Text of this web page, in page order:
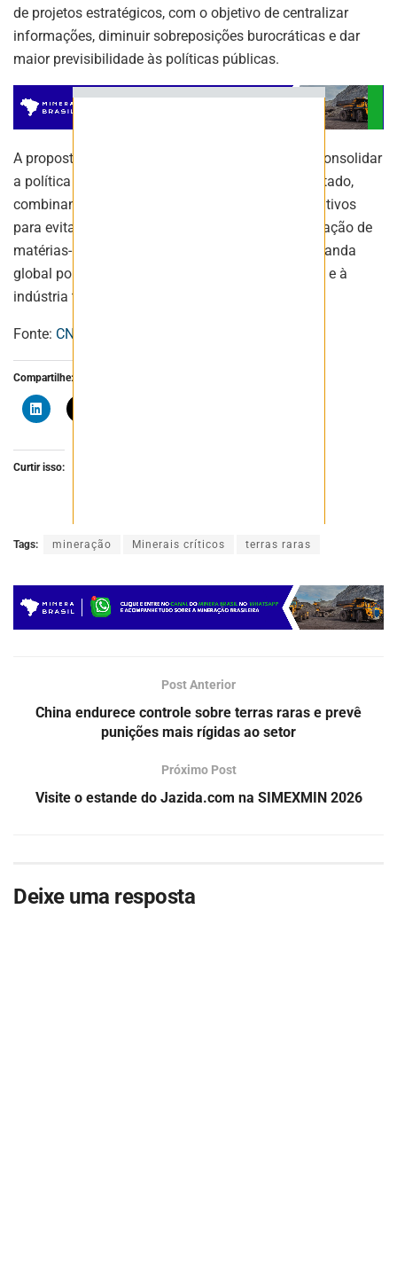
de projetos estratégicos, com o objetivo de centralizar
informações, diminuir sobreposições burocráticas e dar
maior previsibilidade às políticas públicas.
A proposta integra um esforço mais amplo para consolidar
a política de minerais críticos como agenda de Estado,
combinando planejamento, financiamento e incentivos
para evitar que o país permaneça restrito à exportação de
matérias-primas em um cenário de crescente demanda
global por insumos ligados à transição energética e à
indústria tecnológica.
Fonte: CNN
Compartilhe:
Curtir isso:
Tags: mineração Minerais críticos terras raras
Post Anterior
China endurece controle sobre terras raras e prevê
punições mais rígidas ao setor
Próximo Post
Visite o estande do Jazida.com na SIMEXMIN 2026
Deixe uma resposta
ASSINAR